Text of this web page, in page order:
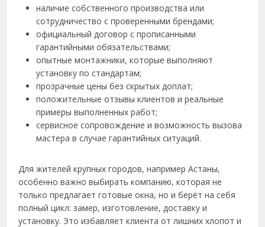
наличие собственного производства или
сотрудничество с проверенными брендами;
официальный договор с прописанными
гарантийными обязательствами;
опытные монтажники, которые выполняют
установку по стандартам;
прозрачные цены без скрытых доплат;
положительные отзывы клиентов и реальные
примеры выполненных работ;
сервисное сопровождение и возможность вызова
мастера в случае гарантийных ситуаций.
Для жителей крупных городов, например Астаны,
особенно важно выбирать компанию, которая не
только предлагает готовые окна, но и берёт на себя
полный цикл: замер, изготовление, доставку и
установку. Это избавляет клиента от лишних хлопот и